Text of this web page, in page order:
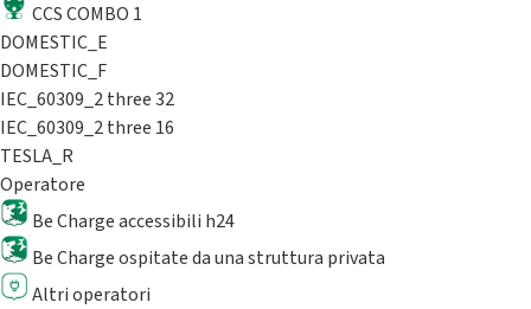
CCS COMBO 1
DOMESTIC_E
DOMESTIC_F
IEC_60309_2 three 32
IEC_60309_2 three 16
TESLA_R
Operatore
Be Charge accessibili h24
Be Charge ospitate da una struttura privata
Altri operatori